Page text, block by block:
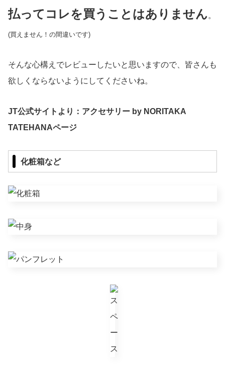
払ってコレを買うことはありません。
(買えません！の間違いです)
そんな心構えでレビューしたいと思いますので、皆さんも
欲しくならないようにしてくださいね。
JT公式サイトより：アクセサリー by NORITAKA
TATEHANAページ
化粧箱など